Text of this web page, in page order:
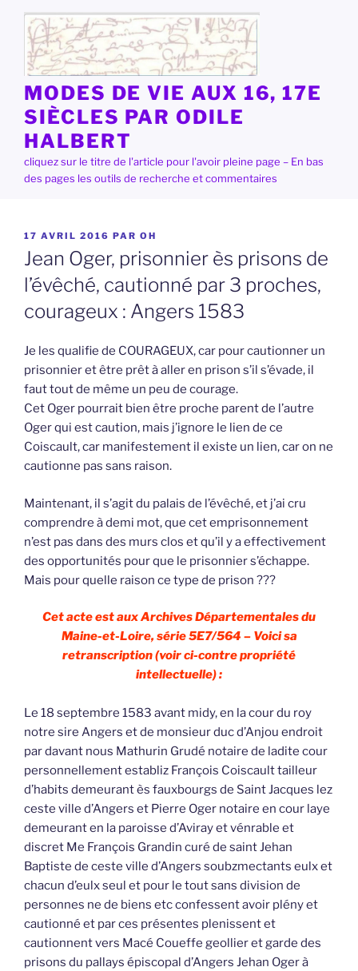
contenu
principal
MODES DE VIE AUX 16, 17E
SIÈCLES PAR ODILE
HALBERT
cliquez sur le titre de l'article pour l'avoir pleine page – En bas
des pages les outils de recherche et commentaires
PUBLIÉ
LE
17 AVRIL 2016 PAR OH
Jean Oger, prisonnier ès prisons de
l’évêché, cautionné par 3 proches,
courageux : Angers 1583
Je les qualifie de COURAGEUX, car pour cautionner un
prisonnier et être prêt à aller en prison s’il s’évade, il
faut tout de même un peu de courage.
Cet Oger pourrait bien être proche parent de l’autre
Oger qui est caution, mais j’ignore le lien de ce
Coiscault, car manifestement il existe un lien, car on ne
cautionne pas sans raison.
Maintenant, il s’agit du palais de l’évêché, et j’ai cru
comprendre à demi mot, que cet emprisonnement
n’est pas dans des murs clos et qu’il y a effectivement
des opportunités pour que le prisonnier s’échappe.
Mais pour quelle raison ce type de prison ???
Cet acte est aux Archives Départementales du
Maine-et-Loire, série 5E7/564 – Voici sa
retranscription (voir ci-contre propriété
intellectuelle) :
Le 18 septembre 1583 avant midy, en la cour du roy
notre sire Angers et de monsieur duc d’Anjou endroit
par davant nous Mathurin Grudé notaire de ladite cour
personnellement establiz François Coiscault tailleur
d’habits demeurant ès fauxbourgs de Saint Jacques lez
ceste ville d’Angers et Pierre Oger notaire en cour laye
demeurant en la paroisse d’Aviray et vénrable et
discret Me François Grandin curé de saint Jehan
Baptiste de ceste ville d’Angers soubzmectants eulx et
chacun d’eulx seul et pour le tout sans division de
personnes ne de biens etc confessent avoir plény et
cautionné et par ces présentes plenissent et
cautionnent vers Macé Coueffe geollier et garde des
prisons du pallays épiscopal d’Angers Jehan Oger à